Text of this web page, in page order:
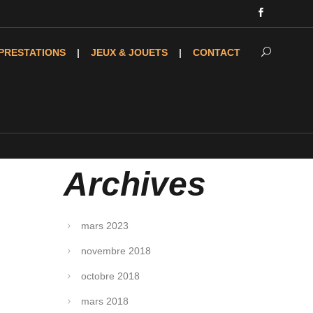
JEUX & JOUETS CONTACT
Archives
mars 2023
novembre 2018
octobre 2018
mars 2018